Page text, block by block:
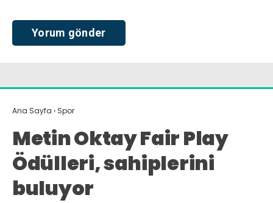
Ana Sayfa › Spor
Metin Oktay Fair Play
Ödülleri, sahiplerini
buluyor